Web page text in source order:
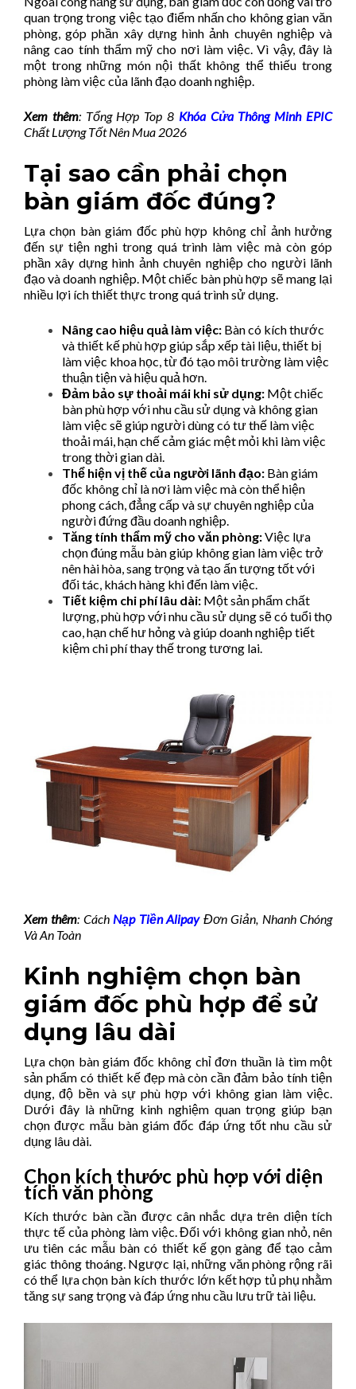
quan trọng trong việc tạo điểm nhấn cho không gian văn
phòng, góp phần xây dựng hình ảnh chuyên nghiệp và
nâng cao tính thẩm mỹ cho nơi làm việc. Vì vậy, đây là
một trong những món nội thất không thể thiếu trong
phòng làm việc của lãnh đạo doanh nghiệp.
Xem thêm: Tổng Hợp Top 8 Khóa Cửa Thông Minh EPIC
Chất Lượng Tốt Nên Mua 2026
Tại sao cần phải chọn
bàn giám đốc đúng?
Lựa chọn bàn giám đốc phù hợp không chỉ ảnh hưởng
đến sự tiện nghi trong quá trình làm việc mà còn góp
phần xây dựng hình ảnh chuyên nghiệp cho người lãnh
đạo và doanh nghiệp. Một chiếc bàn phù hợp sẽ mang lại
nhiều lợi ích thiết thực trong quá trình sử dụng.
Nâng cao hiệu quả làm việc: Bàn có kích thước
và thiết kế phù hợp giúp sắp xếp tài liệu, thiết bị
làm việc khoa học, từ đó tạo môi trường làm việc
thuận tiện và hiệu quả hơn.
Đảm bảo sự thoải mái khi sử dụng: Một chiếc
bàn phù hợp với nhu cầu sử dụng và không gian
làm việc sẽ giúp người dùng có tư thế làm việc
thoải mái, hạn chế cảm giác mệt mỏi khi làm việc
trong thời gian dài.
Thể hiện vị thế của người lãnh đạo: Bàn giám
đốc không chỉ là nơi làm việc mà còn thể hiện
phong cách, đẳng cấp và sự chuyên nghiệp của
người đứng đầu doanh nghiệp.
Tăng tính thẩm mỹ cho văn phòng:Việc lựa
chọn đúng mẫu bàn giúp không gian làm việc trở
nên hài hòa, sang trọng và tạo ấn tượng tốt với
đối tác, khách hàng khi đến làm việc.
Tiết kiệm chi phí lâu dài: Một sản phẩm chất
lượng, phù hợp với nhu cầu sử dụng sẽ có tuổi thọ
cao, hạn chế hư hỏng và giúp doanh nghiệp tiết
kiệm chi phí thay thế trong tương lai.
Xem thêm: Cách Nạp Tiền Alipay Đơn Giản, Nhanh Chóng
Và An Toàn
Kinh nghiệm chọn bàn
giám đốc phù hợp để sử
dụng lâu dài
Lựa chọn bàn giám đốc không chỉ đơn thuần là tìm một
sản phẩm có thiết kế đẹp mà còn cần đảm bảo tính tiện
dụng, độ bền và sự phù hợp với không gian làm việc.
Dưới đây là những kinh nghiệm quan trọng giúp bạn
chọn được mẫu bàn giám đốc đáp ứng tốt nhu cầu sử
dụng lâu dài.
Chọn kích thước phù hợp với diện
tích văn phòng
Kích thước bàn cần được cân nhắc dựa trên diện tích
thực tế của phòng làm việc. Đối với không gian nhỏ, nên
ưu tiên các mẫu bàn có thiết kế gọn gàng để tạo cảm
giác thông thoáng. Ngược lại, những văn phòng rộng rãi
có thể lựa chọn bàn kích thước lớn kết hợp tủ phụ nhằm
tăng sự sang trọng và đáp ứng nhu cầu lưu trữ tài liệu.